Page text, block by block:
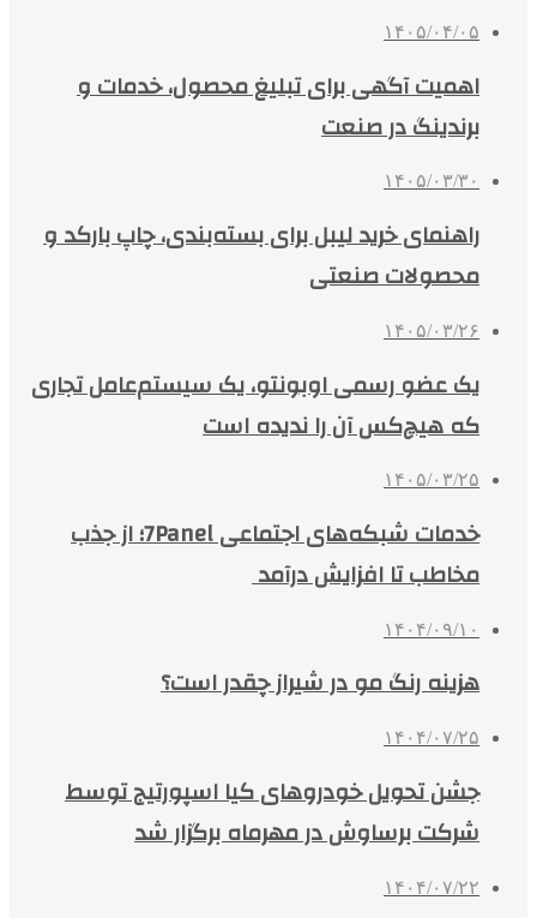
۱۴۰۵/۰۴/۰۵
اهمیت آگهی برای تبلیغ محصول، خدمات و
برندینگ در صنعت
۱۴۰۵/۰۳/۳۰
راهنمای خرید لیبل برای بسته‌بندی، چاپ بارکد و
محصولات صنعتی
۱۴۰۵/۰۳/۲۶
یک عضو رسمی اوبونتو، یک سیستم‌عامل تجاری
که هیچ‌کس آن را ندیده است
۱۴۰۵/۰۳/۲۵
خدمات شبکه‌های اجتماعی 7Panel؛ از جذب
مخاطب تا افزایش درآمد
۱۴۰۴/۰۹/۱۰
هزینه رنگ مو در شیراز چقدر است؟
۱۴۰۴/۰۷/۲۵
جشن تحویل خودروهای کیا اسپورتیج توسط
شرکت برساوش در مهرماه برگزار شد
۱۴۰۴/۰۷/۲۲